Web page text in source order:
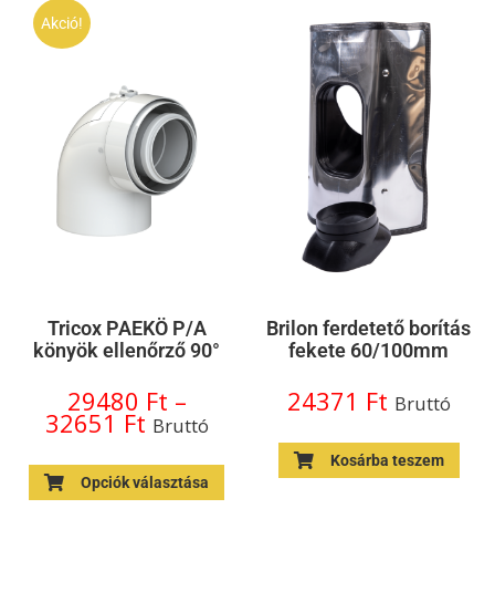
Akció!
Tricox PAEKÖ P/A
könyök ellenőrző 90°
29480 Ft –
32651 Ft Bruttó
Opciók választása
Brilon ferdetető borítás
fekete 60/100mm
24371 Ft Bruttó
Kosárba teszem